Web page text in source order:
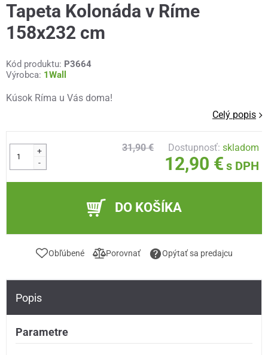
Tapeta Kolonáda v Ríme
158x232 cm
Kód produktu: P3664
Výrobca: 1Wall
Kúsok Ríma u Vás doma!
Celý popis
+
-
31,90 € Dostupnosť:skladom
12,90 € s DPH
DO KOŠÍKA
Obľúbené Porovnať Opýtať sa predajcu
Popis
Parametre